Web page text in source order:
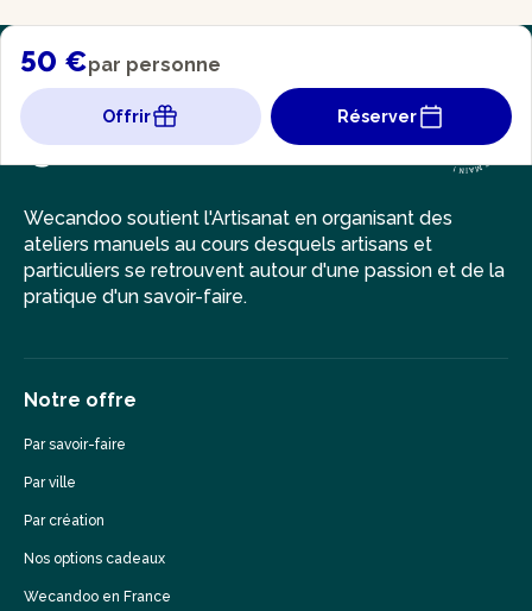
50 €par personne
Offrir Réserver
Wecandoo soutient l'Artisanat en organisant des
ateliers manuels au cours desquels artisans et
particuliers se retrouvent autour d'une passion et de la
pratique d'un savoir-faire.
Notre offre
Par savoir-faire
Par ville
Par création
Nos options cadeaux
Wecandoo en France